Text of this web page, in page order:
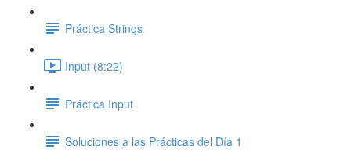
Práctica Strings
Input (8:22)
Práctica Input
Soluciones a las Prácticas del Día 1